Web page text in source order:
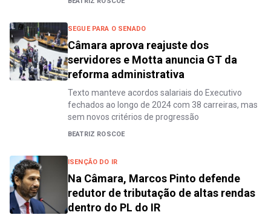
SEGUE PARA O SENADO
Câmara aprova reajuste dos
servidores e Motta anuncia GT da
reforma administrativa
Texto manteve acordos salariais do Executivo
fechados ao longo de 2024 com 38 carreiras, mas
sem novos critérios de progressão
BEATRIZ ROSCOE
ISENÇÃO DO IR
Na Câmara, Marcos Pinto defende
redutor de tributação de altas rendas
dentro do PL do IR